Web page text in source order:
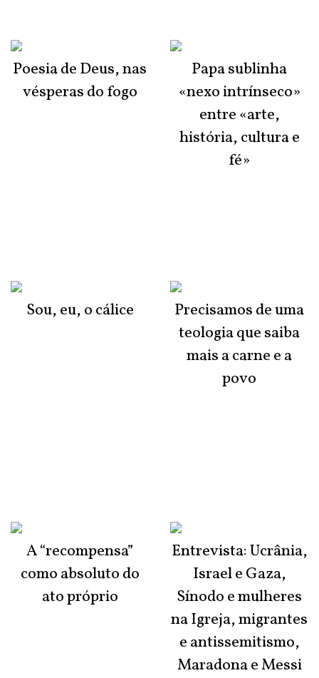
Poesia de Deus, nas
vésperas do fogo
Sou, eu, o cálice
A “recompensa”
como absoluto do
ato próprio
Papa sublinha
«nexo intrínseco»
entre «arte,
história, cultura e
fé»
Precisamos de uma
teologia que saiba
mais a carne e a
povo
Entrevista: Ucrânia,
Israel e Gaza,
Sínodo e mulheres
na Igreja, migrantes
e antissemitismo,
Maradona e Messi